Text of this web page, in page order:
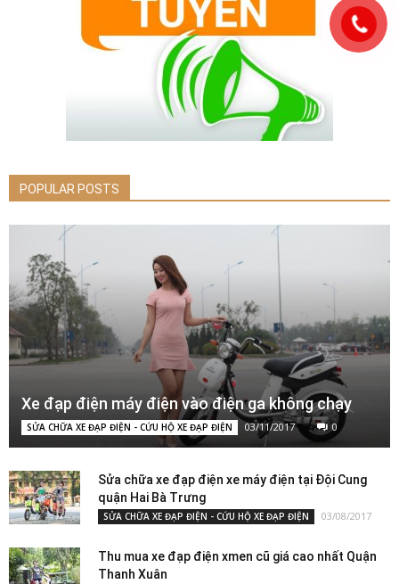
POPULAR POSTS
Xe đạp điện máy điện vào điện ga không chạy
SỬA CHỮA XE ĐẠP ĐIỆN - CỨU HỘ XE ĐẠP ĐIỆN 03/11/2017 0
Sửa chữa xe đạp điện xe máy điện tại Đội Cung
quận Hai Bà Trưng
SỬA CHỮA XE ĐẠP ĐIỆN - CỨU HỘ XE ĐẠP ĐIỆN 03/08/2017
Thu mua xe đạp điện xmen cũ giá cao nhất Quận
Thanh Xuân